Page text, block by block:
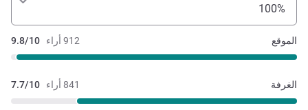
100%
912 أراء 9.8/10 الموقع
841 أراء 7.7/10 الغرفة